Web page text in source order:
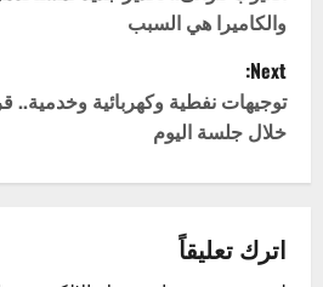
s
t
n
v
والكاميرا هي السبب
Next:
توجيهات نفطية وكهربائية وخدمية..
خلال جلسة اليوم
اترك تعليقاً